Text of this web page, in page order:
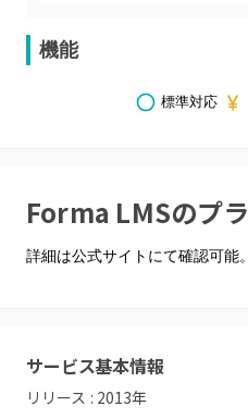
機能
標準対応
Forma LMSのプ
詳細は公式サイトにて確認可能。
サービス基本情報
リリース : 2013年